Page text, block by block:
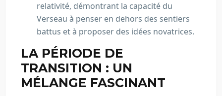
relativité, démontrant la capacité du
Verseau à penser en dehors des sentiers
battus et à proposer des idées novatrices.
LA PÉRIODE DE
TRANSITION : UN
MÉLANGE FASCINANT